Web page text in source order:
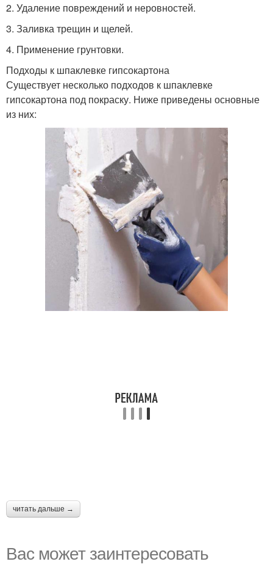
2. Удаление повреждений и неровностей.
3. Заливка трещин и щелей.
4. Применение грунтовки.
Подходы к шпаклевке гипсокартона
Существует несколько подходов к шпаклевке
гипсокартона под покраску. Ниже приведены основные
из них:
читать дальше →
Вас может заинтересовать